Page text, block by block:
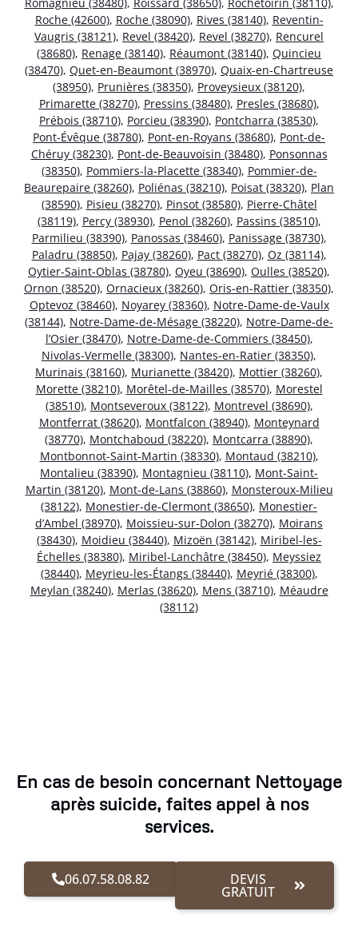
Roche (42600), Roche (38090), Rives (38140), Reventin-
Vaugris (38121), Revel (38420), Revel (38270), Rencurel
(38680), Renage (38140), Réaumont (38140), Quincieu
(38470), Quet-en-Beaumont (38970), Quaix-en-Chartreuse
(38950), Prunières (38350), Proveysieux (38120),
Primarette (38270), Pressins (38480), Presles (38680),
Prébois (38710), Porcieu (38390), Pontcharra (38530),
Pont-Évêque (38780), Pont-en-Royans (38680), Pont-de-
Chéruy (38230), Pont-de-Beauvoisin (38480), Ponsonnas
(38350), Pommiers-la-Placette (38340), Pommier-de-
Beaurepaire (38260), Poliénas (38210), Poisat (38320), Plan
(38590), Pisieu (38270), Pinsot (38580), Pierre-Châtel
(38119), Percy (38930), Penol (38260), Passins (38510),
Parmilieu (38390), Panossas (38460), Panissage (38730),
Paladru (38850), Pajay (38260), Pact (38270), Oz (38114),
Oytier-Saint-Oblas (38780), Oyeu (38690), Oulles (38520),
Ornon (38520), Ornacieux (38260), Oris-en-Rattier (38350),
Optevoz (38460), Noyarey (38360), Notre-Dame-de-Vaulx
(38144), Notre-Dame-de-Mésage (38220), Notre-Dame-de-
l’Osier (38470), Notre-Dame-de-Commiers (38450),
Nivolas-Vermelle (38300), Nantes-en-Ratier (38350),
Murinais (38160), Murianette (38420), Mottier (38260),
Morette (38210), Morêtel-de-Mailles (38570), Morestel
(38510), Montseveroux (38122), Montrevel (38690),
Montferrat (38620), Montfalcon (38940), Monteynard
(38770), Montchaboud (38220), Montcarra (38890),
Montbonnot-Saint-Martin (38330), Montaud (38210),
Montalieu (38390), Montagnieu (38110), Mont-Saint-
Martin (38120), Mont-de-Lans (38860), Monsteroux-Milieu
(38122), Monestier-de-Clermont (38650), Monestier-
d’Ambel (38970), Moissieu-sur-Dolon (38270), Moirans
(38430), Moidieu (38440), Mizoën (38142), Miribel-les-
Échelles (38380), Miribel-Lanchâtre (38450), Meyssiez
(38440), Meyrieu-les-Étangs (38440), Meyrié (38300),
Meylan (38240), Merlas (38620), Mens (38710), Méaudre
(38112)
En cas de besoin concernant Nettoyage
après suicide, faites appel à nos
services.
06.07.58.08.82 DEVIS
GRATUIT